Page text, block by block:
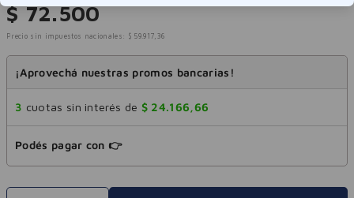
$ 72.500
Precio sin impuestos nacionales: $ 59.917, 36
¡Aprovechá nuestras promos bancarias!
3 cuotas sin interés de $ 24.166,66
Podés pagar con 👉